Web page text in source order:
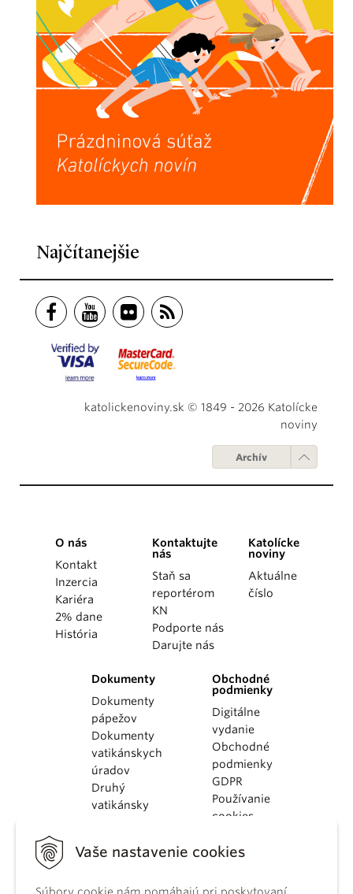
Vaše nastavenie cookies
Najčítanejšie
katolickenoviny.sk © 1849 - 2026 Katolícke
noviny
Archív
O nás
Kontakt
Inzercia
Kariéra
2% dane
História
Kontaktujte
nás
Staň sa
reportérom
KN
Podporte nás
Darujte nás
Katolícke
noviny
Aktuálne
číslo
Dokumenty
Dokumenty
pápežov
Dokumenty
vatikánskych
úradov
Druhý
vatikánsky
KBS
Obchodné
podmienky
Digitálne
vydanie
Obchodné
podmienky
GDPR
Používanie
cookies